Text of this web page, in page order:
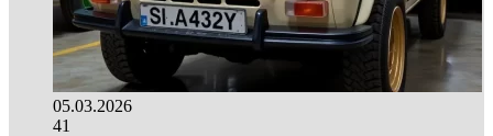
05.03.2026
41